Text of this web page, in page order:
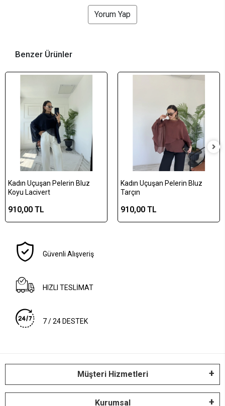
Yorum Yap
Benzer Ürünler
Kadın Uçuşan Pelerin Bluz
Koyu Lacivert
910,00 TL
Kadın Uçuşan Pelerin Bluz
Tarçın
910,00 TL
Güvenli Alışveriş
HIZLI TESLİMAT
7 / 24 DESTEK
Müşteri Hizmetleri
Kurumsal